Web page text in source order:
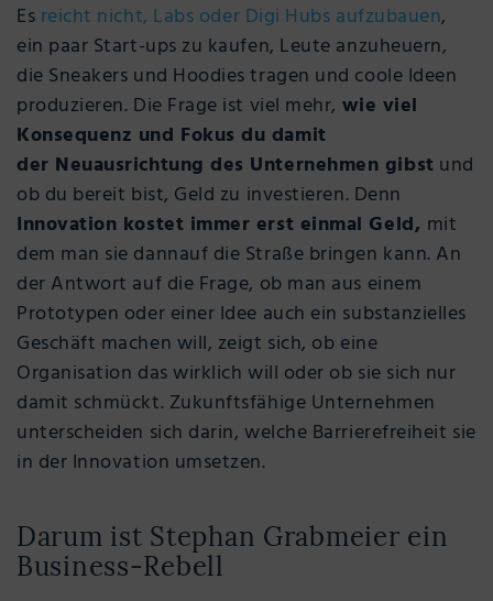
Es reicht nicht, Labs oder Digi Hubs aufzubauen,
ein paar Start-ups zu kaufen, Leute anzuheuern,
die Sneakers und Hoodies tragen und coole Ideen
produzieren. Die Frage ist viel mehr, wie viel
Konsequenz und Fokus du damit
der Neuausrichtung des Unternehmen gibst und
ob du bereit bist, Geld zu investieren. Denn
Innovation kostet immer erst einmal Geld, mit
dem man sie dannauf die Straße bringen kann. An
der Antwort auf die Frage, ob man aus einem
Prototypen oder einer Idee auch ein substanzielles
Geschäft machen will, zeigt sich, ob eine
Organisation das wirklich will oder ob sie sich nur
damit schmückt. Zukunftsfähige Unternehmen
unterscheiden sich darin, welche Barrierefreiheit sie
in der Innovation umsetzen.
Darum ist Stephan Grabmeier ein
Business-Rebell